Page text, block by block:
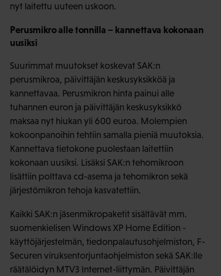
nyt laitettu uuteen uskoon.
Perusmikro alle tonnilla – kannettava kokonaan
uusiksi
Suurimmat muutokset koskevat SAK:n
perusmikroa, päivittäjän keskusyksikköä ja
kannettavaa. Perusmikron hinta painui alle
tuhannen euron ja päivittäjän keskusyksikkö
maksaa nyt hiukan yli 600 euroa. Molempien
kokoonpanoihin tehtiin samalla pieniä muutoksia.
Kannettava tietokone puolestaan laitettiin
kokonaan uusiksi. Lisäksi SAK:n tehomikroon
lisättiin polttava cd-asema ja tehomikron sekä
järjestömikron tehoja kasvatettiin.
Kaikki SAK:n jäsenmikropaketit sisältävät mm.
suomenkielisen Windows XP Home Edition -
käyttöjärjestelmän, tiedonpalautusohjelmiston, F-
Securen viruksentorjuntaohjelmiston sekä SAK:lle
räätälöidyn MTV3 Internet-liittymän. Päivittäjän